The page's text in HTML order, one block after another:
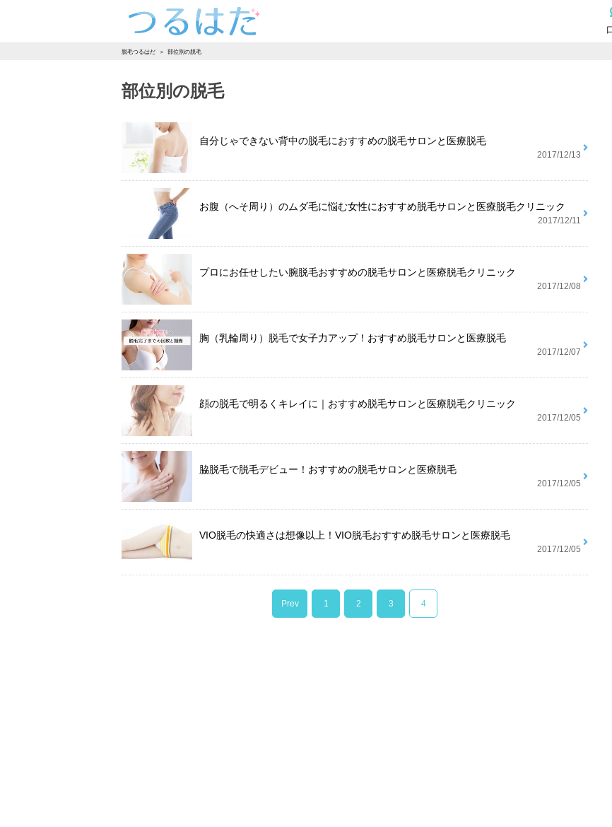
脱毛つるはだ 部位別の脱毛
部位別の脱毛
自分じゃできない背中の脱毛におすすめの脱毛サロンと医療脱毛
2017/12/13
お腹（へそ周り）のムダ毛に悩む女性におすすめ脱毛サロンと医療脱毛クリニック
2017/12/11
プロにお任せしたい腕脱毛おすすめの脱毛サロンと医療脱毛クリニック
2017/12/08
胸（乳輪周り）脱毛で女子力アップ！おすすめ脱毛サロンと医療脱毛
2017/12/07
顔の脱毛で明るくキレイに｜おすすめ脱毛サロンと医療脱毛クリニック
2017/12/05
脇脱毛で脱毛デビュー！おすすめの脱毛サロンと医療脱毛
2017/12/05
VIO脱毛の快適さは想像以上！VIO脱毛おすすめ脱毛サロンと医療脱毛
2017/12/05
Prev 1 2 3 4